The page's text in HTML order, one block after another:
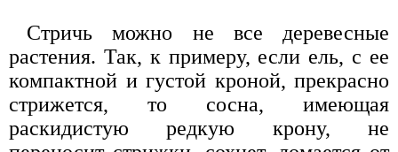
Стричь можно не все деревесные
растения. Так, к примеру, если ель, с ее
компактной и густой кроной, прекрасно
стрижется, то сосна, имеющая
раскидистую редкую крону, не